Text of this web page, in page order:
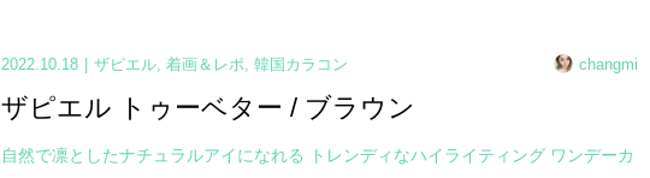
2022.10.18 ザピエル,着画＆レポ,韓国カラコン changmi
ザピエル トゥーベター / ブラウン
自然で凛としたナチュラルアイになれる トレンディなハイライティング ワンデーカ